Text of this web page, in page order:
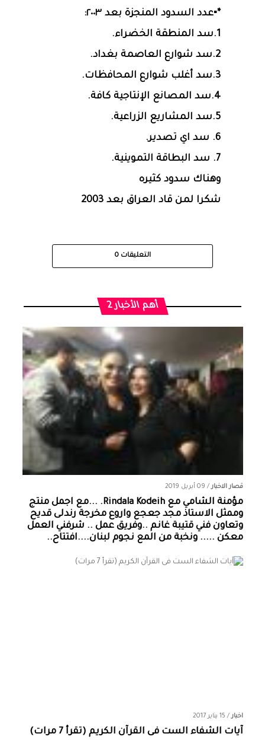
*▪عدد السدود المنجزة بعد ٢٠٠٣:
1.سد المنطقة الخضراء.
2.سد شوارع العاصمة بغداد.
3.سد أغلب شوارع المحافظات.
4.سد المصانع الإنتاجية كافة.
5.سد المشاريع الزراعية.
6. سد اي تصدير.
7. سد البطاقة التموينية.
وهناك سدود كثيره
شكرا لمن قاد العراق بعد 2003
التعليقات 0
أهم الأخبار 2
قصار الاخبار/ 09 أبريل 2019
مؤمنة الشامي‏ مع ‏‎Rindala Kodeih‎‏. ...مع اجمل منتج
وممثل الاستاذ مجد جعجع واروع مخرجة رندلى قديح
وتعاون فني قتيبة غانم ..وفريق عمل .. شرفني العمل
معكن ..... ونخبة من المع نجوم لبنان....افتتاح..
اخبار/ 15 يناير 2017
آيات الشفاء الست فى القرآن الكريم (تقرأ 7 مرات)